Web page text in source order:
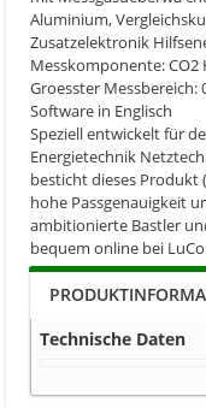
Aluminium,
Zusatzelektronik
Messkomponente: CO2
Groesster
Software in Englisch
Speziell entwickelt für
Energietechnik
besticht dieses Produkt
hohe Passgenauigkeit
ambitionierte Bastler
bequem online bei
Technische Daten